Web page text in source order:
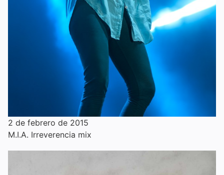
2 de febrero de 2015
M.I.A. Irreverencia mix